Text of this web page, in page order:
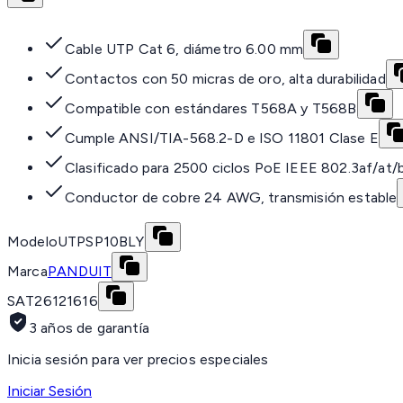
Cable UTP Cat 6, diámetro 6.00 mm
Contactos con 50 micras de oro, alta durabilidad
Compatible con estándares T568A y T568B
Cumple ANSI/TIA-568.2-D e ISO 11801 Clase E
Clasificado para 2500 ciclos PoE IEEE 802.3af/at/
Conductor de cobre 24 AWG, transmisión estable
ModeloUTPSP10BLY
MarcaPANDUIT
SAT26121616
3 años de garantía
Inicia sesión para ver precios especiales
Iniciar Sesión